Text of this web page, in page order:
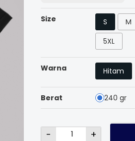
Size S M
5XL
Warna Hitam
Berat 240 gr
- +